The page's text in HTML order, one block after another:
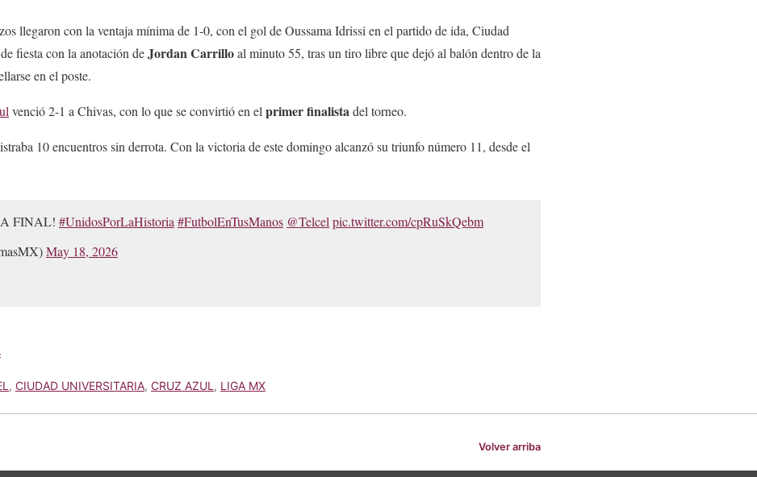
llegaron con la ventaja mínima de 1-0, con el gol de Oussama Idrissi en el partido de ida, Ciudad
fiesta con la anotación deJordan Carrilloal minuto 55, tras un tiro libre que dejó al balón dentro de la
en el poste.
venció 2-1 a Chivas, con lo que se convirtió en el primer finalistadel torneo.
10 encuentros sin derrota. Con la victoria de este domingo alcanzó su triunfo número 11, desde el
FINAL! #UnidosPorLaHistoria #FutbolEnTusManos @Telcel pic.twitter.com/cpRuSkQebm
May 18, 2026
, CIUDAD UNIVERSITARIA, CRUZ AZUL , LIGA MX
Volver arriba